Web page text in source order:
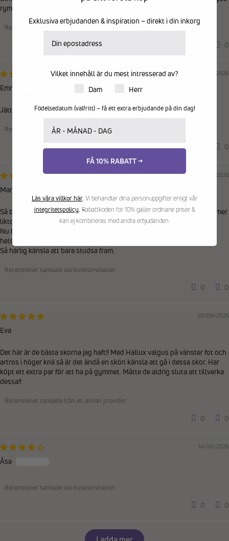
ryms utan att det klämmer på den
Recensioner samlade via butiksinvitation
0
14/05/2026
Emma
Jättebra med plats för tårna. Bra tryckavlastning.
Recensioner samlade via butiksinvitation
0
11/10/2025
Marita
Så bra har problem med en lilltå som gärna kommer i kläm och då kommer
liktornen direkt.
Nu har jag gått med dessa underbara skor i Dubrovnik utan några som
helst problem med liktornar.
Så härlig känsla att bara studsa fram.
Recensioner samlade via butiksinvitation
0 0
20/09/2025
Eva
Det här är de bästa skorna jag haft!! Med Hallux valgus på vänster fot och
artros i höger knä så är det ändå en skön känsla att gå i dessa skor. Har
köpt ett extra par för att ha på gymmet. Måtte de aldrig sluta att tillverka
dessa!!
Recensioner samlade från en annan provider
0 0
14/06/2026
Åsa
Recensioner samlade via butiksinvitation
0 0
Exklusiva erbjudanden & inspiration – direkt i din inkorg
Vilket innehåll är du mest intresserad av?
Produkter för dam eller herr
Dam Herr
Födelsedatum (valfritt) – få ett extra erbjudande på din dag!
FÅ 10% RABATT →
Läs våra villkor här. Vi behandlar dina personuppgifter enligt vår
integritetspolicy. Rabattkoden för 10% gäller ordinarie priser &
kan ej kombineras med andra erbjudanden.